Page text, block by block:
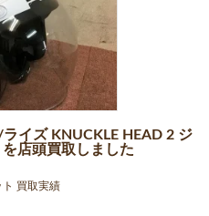
イズ KNUCKLE HEAD 2 ジ
店頭買取しました
ト 買取実績